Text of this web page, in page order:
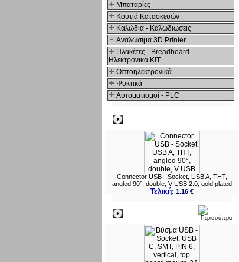
Μπαταρίες
Κουτιά Κατασκευών
Καλώδια - Καλωδιώσεις
Αναλώσιμα 3D Printer
Πλακέτες - Breadboard
Ηλεκτρονικά ΚΙΤ
Οπτοηλεκτρονικά
Ψυκτικά
Αυτοματισμοί - PLC
Connector USB - Socket, USB A, THT,
angled 90°, double, V USB 2.0, gold plated
Τελική: 1.16 €